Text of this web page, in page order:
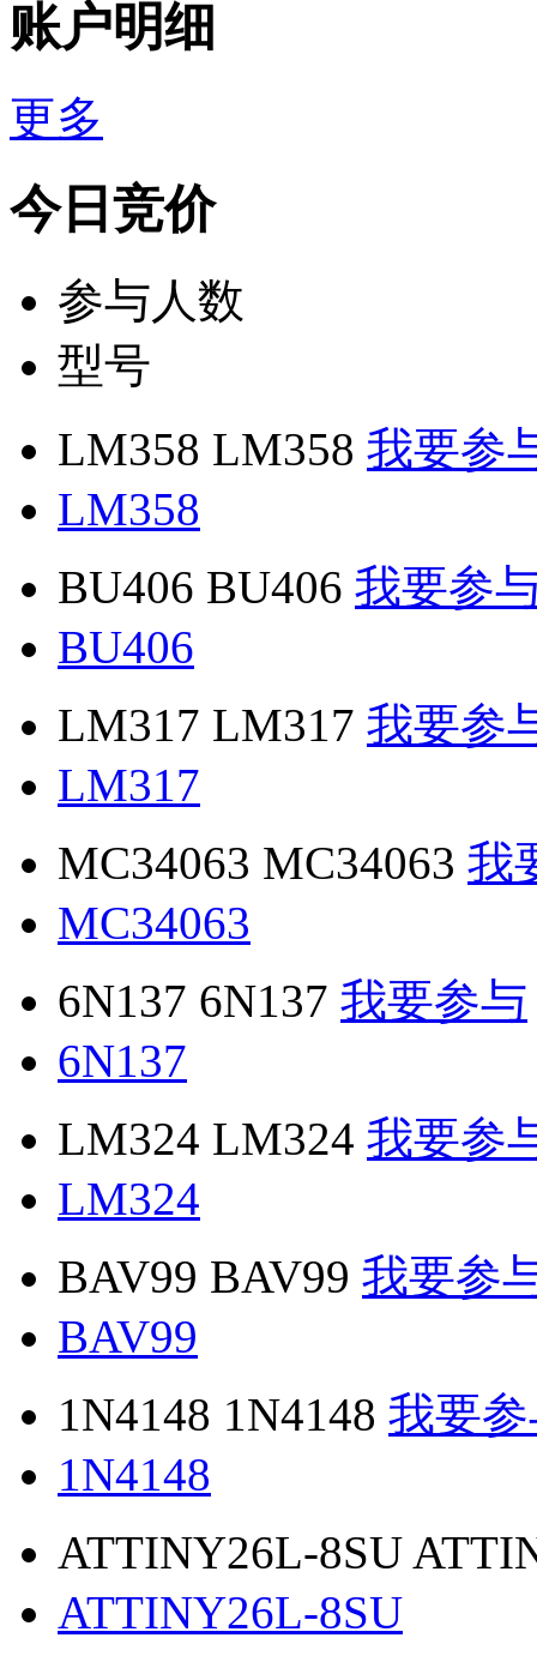
账户明细
更多
今日竞价
参与人数
型号
LM358 LM358 我要参
LM358
BU406 BU406 我要参
BU406
LM317 LM317 我要参
LM317
MC34063 MC34063 我
MC34063
6N137 6N137 我要参与
6N137
LM324 LM324 我要参
LM324
BAV99 BAV99 我要参
BAV99
1N4148 1N4148 我要
1N4148
ATTINY26L-8SU
ATTINY26L-8SU